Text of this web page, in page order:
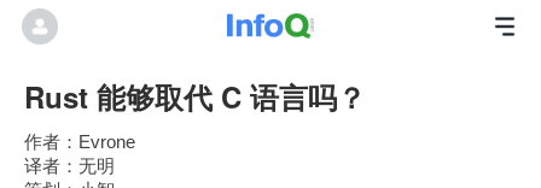
Rust 能够取代 C 语言吗？
Evrone
无明